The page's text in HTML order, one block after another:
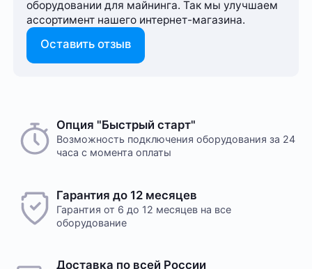
оборудовании для майнинга. Так мы улучшаем
ассортимент нашего интернет-⁠магазина.
Оставить отзыв
Опция "Быстрый старт"
Возможность подключения оборудования за 24
часа с момента оплаты
Гарантия до 12 месяцев
Гарантия от 6 до 12 месяцев на все
оборудование
Доставка по всей России